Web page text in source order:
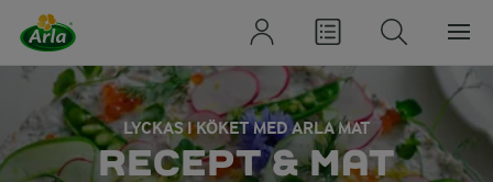
LYCKAS I KÖKET MED ARLA MAT
RECEPT & MAT